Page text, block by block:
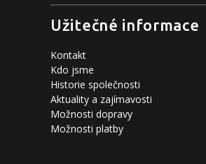
Užitečné informace
Kontakt
Kdo jsme
Historie společnosti
Aktuality a zajímavosti
Možnosti dopravy
Možnosti platby